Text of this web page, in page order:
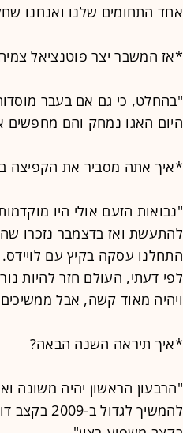
אחד התחומים שלנו ואנחנו
*אז המשבר יצר פוטנציאל
"בהחלט, כי גם אם בעבר
היום האגו נמחק והם
*איך אתה מסביר את הקפיצה
"נבואות הזעם אולי היו
להתעשת ואז בדצמבר נזכרו
התחלנו עסקה בקיץ עם
לפי דעתי, העולם חזר להיות
ויהיה מאוד קשה, אבל
*איך תיראה השנה הבאה?
"הרבעון הראשון יהיה משונה
להמשיך